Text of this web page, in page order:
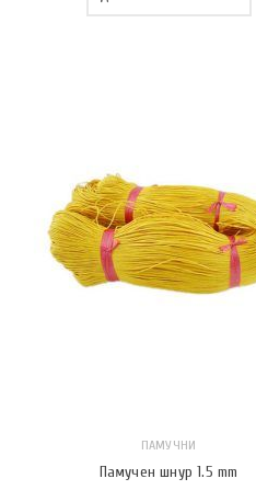
ПАМУЧНИ
Памучен шнур 1.5 mm